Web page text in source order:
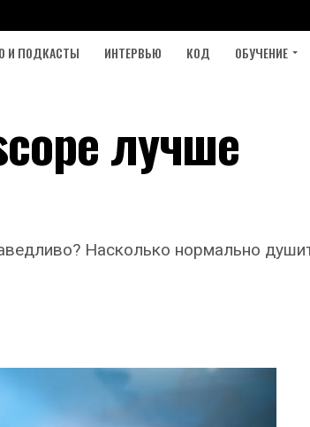
И ПОДКАСТЫ ИНТЕРВЬЮ КОД ОБУЧЕНИЕ
лучше
Насколько нормально